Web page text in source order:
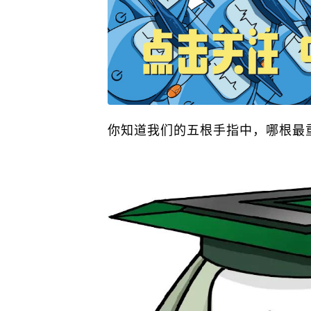
你知道我们的五根手指中，哪根最